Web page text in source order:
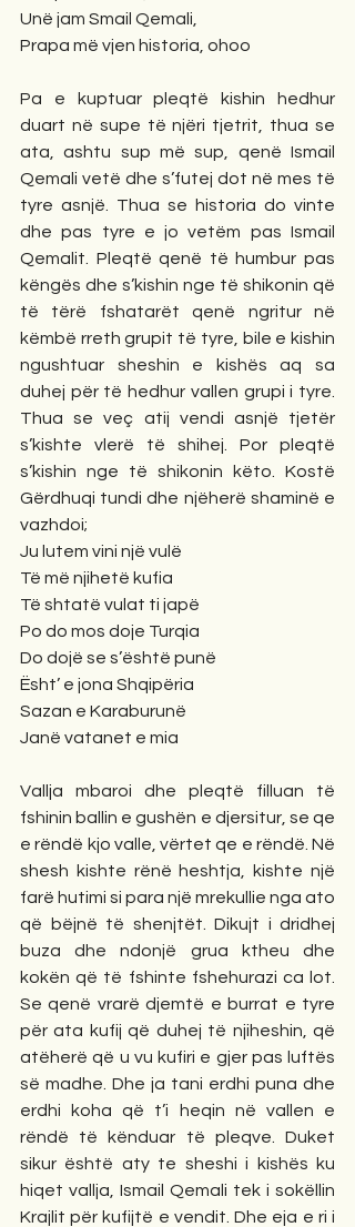
Unë jam Smail Qemali,
Prapa më vjen historia, ohoo
Pa e kuptuar pleqtë kishin hedhur
duart në supe të njëri tjetrit, thua se
ata, ashtu sup më sup, qenë Ismail
Qemali vetë dhe s’futej dot në mes të
tyre asnjë. Thua se historia do vinte
dhe pas tyre e jo vetëm pas Ismail
Qemalit. Pleqtë qenë të humbur pas
këngës dhe s’kishin nge të shikonin që
të tërë fshatarët qenë ngritur në
këmbë rreth grupit të tyre, bile e kishin
ngushtuar sheshin e kishës aq sa
duhej për të hedhur vallen grupi i tyre.
Thua se veç atij vendi asnjë tjetër
s’kishte vlerë të shihej. Por pleqtë
s’kishin nge të shikonin këto. Kostë
Gërdhuqi tundi dhe njëherë shaminë e
vazhdoi;
Ju lutem vini një vulë
Të më njihetë kufia
Të shtatë vulat ti japë
Po do mos doje Turqia
Do dojë se s’është punë
Ësht’ e jona Shqipëria
Sazan e Karaburunë
Janë vatanet e mia
Vallja mbaroi dhe pleqtë filluan të
fshinin ballin e gushën e djersitur, se qe
e rëndë kjo valle, vërtet qe e rëndë. Në
shesh kishte rënë heshtja, kishte një
farë hutimi si para një mrekullie nga ato
që bëjnë të shenjtët. Dikujt i dridhej
buza dhe ndonjë grua ktheu dhe
kokën që të fshinte fshehurazi ca lot.
Se qenë vrarë djemtë e burrat e tyre
për ata kufij që duhej të njiheshin, që
atëherë që u vu kufiri e gjer pas luftës
së madhe. Dhe ja tani erdhi puna dhe
erdhi koha që t’i heqin në vallen e
rëndë të kënduar të pleqve. Duket
sikur është aty te sheshi i kishës ku
hiqet vallja, Ismail Qemali tek i sokëllin
Krajlit për kufijtë e vendit. Dhe eja e ri i